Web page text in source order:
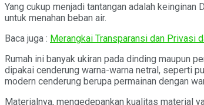
Yang cukup menjadi tantangan adalah
untuk menahan beban air.
Baca juga : Merangkai Transparansi dan Privasi
Rumah ini banyak ukiran pada dinding maupun
dipakai cenderung warna-warna netral, seperti
modern cenderung berupa permainan dengan
Materialnya, mengedepankan kualitas material